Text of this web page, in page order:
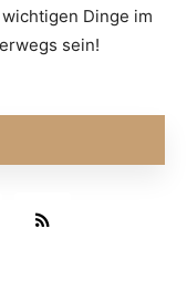
Dinge im
sein!